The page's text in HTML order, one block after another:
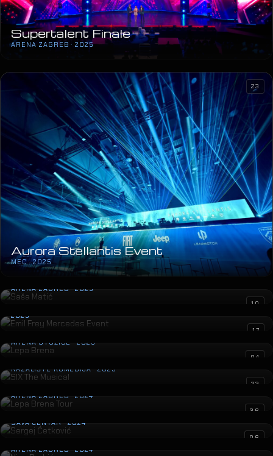
Supertalent Finale
ARENA ZAGREB · 2025
Aurora Stellantis Event
MEC · 2025
23
Saša Matić
ARENA ZAGREB · 2025
10
Emil Frey Mercedes Event
2025
17
Lepa Brena
ARENA STOŽICE · 2025
04
SIX The Musical
KAZALIŠTE KOMEDIJA · 2025
23
Lepa Brena Tour
ARENA ZAGREB · 2024
36
Sergej Ćetković
SAVA CENTAR · 2024
06
Nina Badrić
ARENA ZAGREB · 2024